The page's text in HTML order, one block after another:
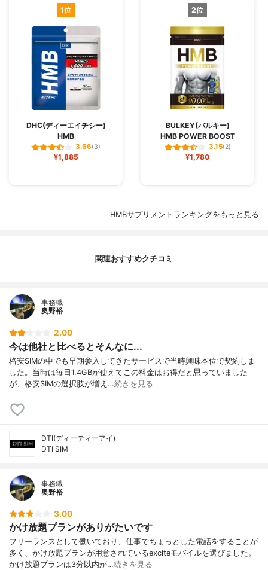
1位
DHC(ディーエイチシー)
HMB
3.66(3)
¥1,885
2位
BULKEY(バルキー)
HMB POWER BOOST
3.15(2)
¥1,780
HMBサプリメントランキングをもっと見る
関連おすすめクチコミ
事務職
奥野裕
2.00
今は他社と比べるとそんなに...
格安SIMの中でも早期参入してきたサービスで当時興味本位で契約しま
した。当時は毎日1.4GBが使えてこの料金はお得だと思っていました
が、格安SIMの選択肢が増え…続きを見る
DTI(ディーティーアイ)
DTI SIM
事務職
奥野裕
3.00
かけ放題プランがありがたいです
フリーランスとして働いており、仕事でちょっとした電話をすることが
多く、かけ放題プランが用意されているexciteモバイルを選びました。
かけ放題プランは3分以内が…続きを見る